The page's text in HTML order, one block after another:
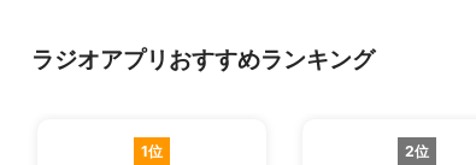
ラジオアプリおすすめランキング
1位 2位